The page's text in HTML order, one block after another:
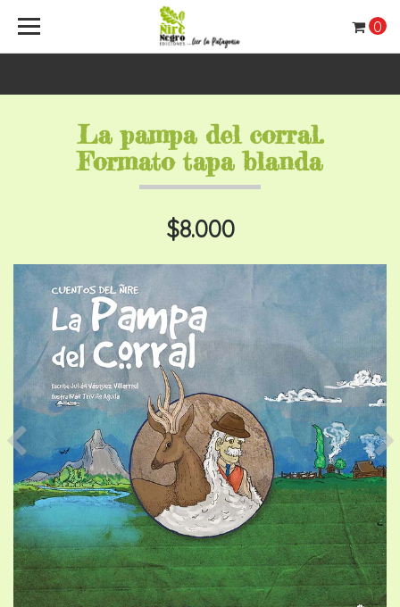
0
La pampa del corral.
Formato tapa blanda
$8.000
Previous